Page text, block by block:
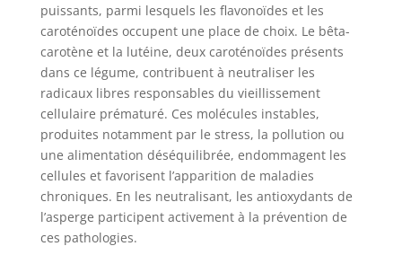
puissants, parmi lesquels les flavonoïdes et les
caroténoïdes occupent une place de choix. Le bêta-
carotène et la lutéine, deux caroténoïdes présents
dans ce légume, contribuent à neutraliser les
radicaux libres responsables du vieillissement
cellulaire prématuré. Ces molécules instables,
produites notamment par le stress, la pollution ou
une alimentation déséquilibrée, endommagent les
cellules et favorisent l’apparition de maladies
chroniques. En les neutralisant, les antioxydants de
l’asperge participent activement à la prévention de
ces pathologies.